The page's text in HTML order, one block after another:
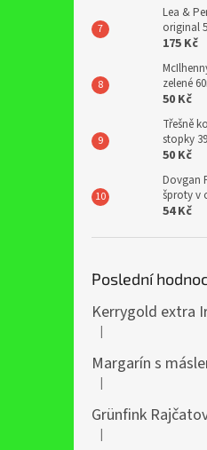
Lea &
original
175 Kč
zelené
50 Kč
Třešně
stopky
50 Kč
Dovgan
šproty v
54 Kč
Poslední
Hodnocení produktu
|
Hodnocení produktu
|
Hodnocení produktu
|